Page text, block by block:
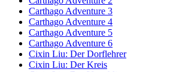
Carthago Adventure 3
Carthago Adventure 4
Carthago Adventure 5
Carthago Adventure 6
Cixin Liu: Der Dorflehrer
Cixin Liu: Der Kreis